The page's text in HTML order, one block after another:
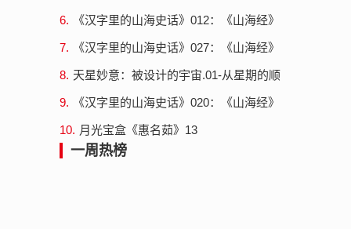
6.
《汉字里的山海史话》012：《山海经》
高姓
7.
《汉字里的山海史话》027：《山海经》
山十...
8. 天星妙意：被设计的宇宙.01-从星期的顺
9.
《汉字里的山海史话》020：《山海经》
10. 月光宝盒《惠名茹》13
一周热榜